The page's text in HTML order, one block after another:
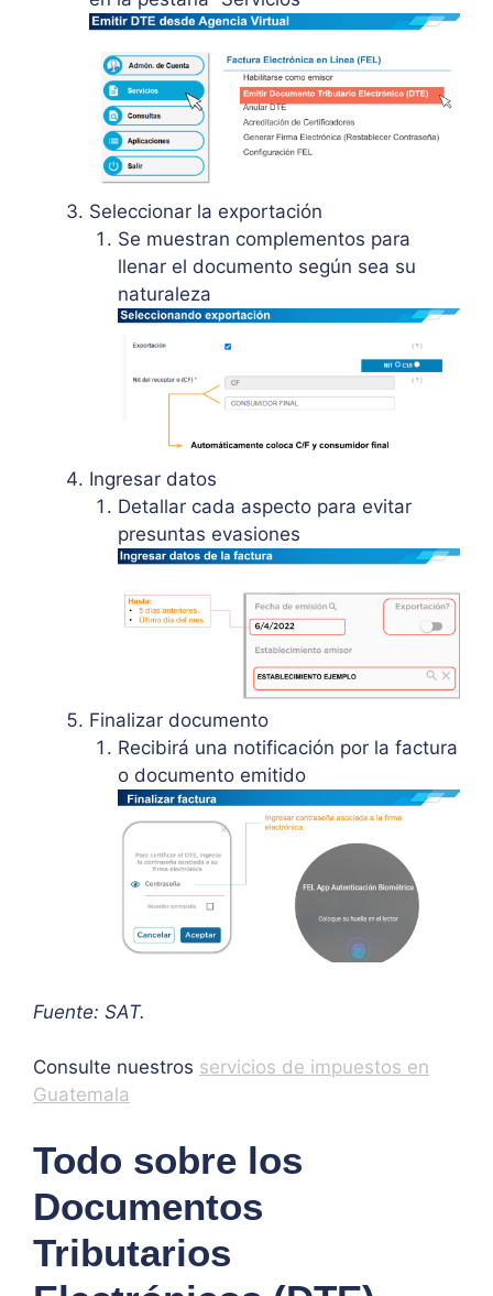
Seleccionar la exportación
Se muestran complementos para
llenar el documento según sea su
naturaleza
Ingresar datos
Detallar cada aspecto para evitar
presuntas evasiones
Finalizar documento
Recibirá una notificación por la factura
o documento emitido
Fuente: SAT.
Consulte nuestros servicios de impuestos en
Guatemala
Todo sobre los
Documentos
Tributarios